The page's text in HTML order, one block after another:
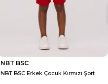
NBT BSC
NBT BSC Erkek Çocuk Kırmızı Şort